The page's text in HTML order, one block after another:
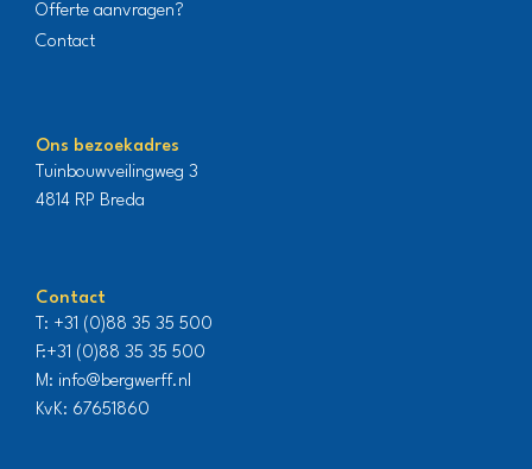
Offerte aanvragen?
Contact
Ons bezoekadres
Tuinbouwveilingweg 3
4814 RP Breda
Contact
T: +31 (0)88 35 35 500
F:+31 (0)88 35 35 500
M: info@bergwerff.nl
KvK: 67651860